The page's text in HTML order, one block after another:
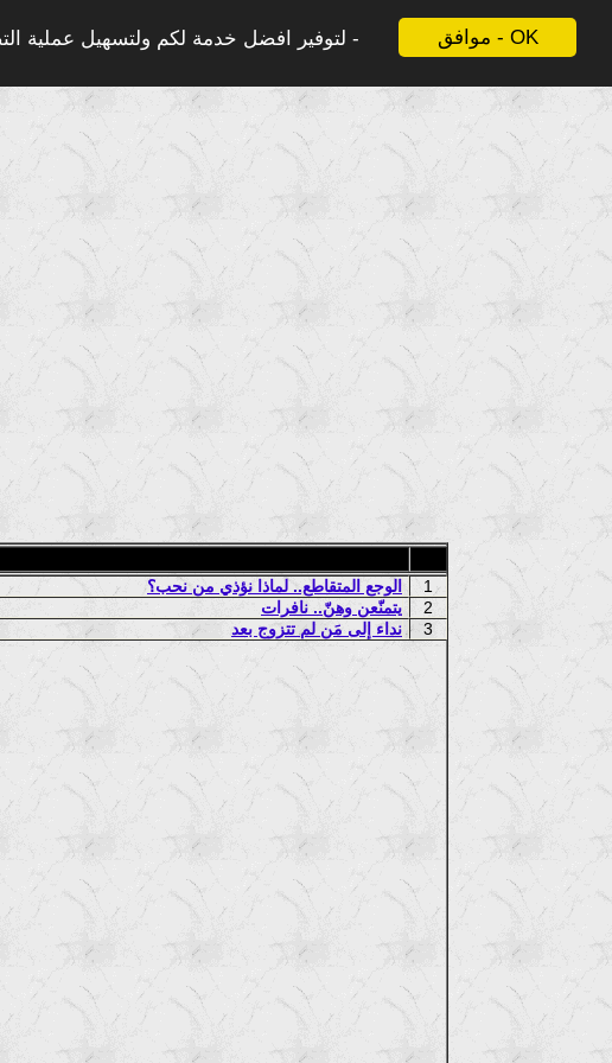
موافق - OK
لتوفير افضل خدمة لكم ولتسهيل عملية
الوجع المتقاطع.. لماذا نؤذي من نحب؟
1
يتمنّعن وهنّ.. نافرات
2
نداء إلى مَن لم تتزوج بعد 3